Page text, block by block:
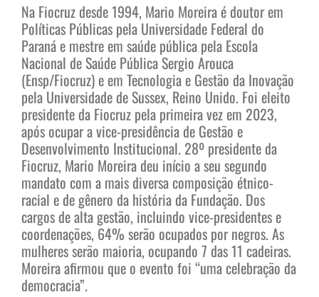
Na Fiocruz desde 1994, Mario Moreira é doutor em
Políticas Públicas pela Universidade Federal do
Paraná e mestre em saúde pública pela Escola
Nacional de Saúde Pública Sergio Arouca
(Ensp/Fiocruz) e em Tecnologia e Gestão da Inovação
pela Universidade de Sussex, Reino Unido. Foi eleito
presidente da Fiocruz pela primeira vez em 2023,
após ocupar a vice-presidência de Gestão e
Desenvolvimento Institucional. 28º presidente da
Fiocruz, Mario Moreira deu início a seu segundo
mandato com a mais diversa composição étnico-
racial e de gênero da história da Fundação. Dos
cargos de alta gestão, incluindo vice-presidentes e
coordenações, 64% serão ocupados por negros. As
mulheres serão maioria, ocupando 7 das 11 cadeiras.
Moreira afirmou que o evento foi “uma celebração da
democracia”.